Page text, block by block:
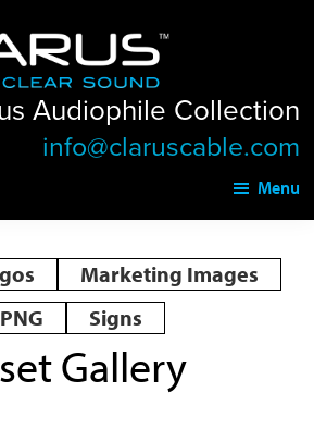
Audiophile Collection
info@claruscable.com
Menu
Marketing Images
PNG
Signs
Gallery